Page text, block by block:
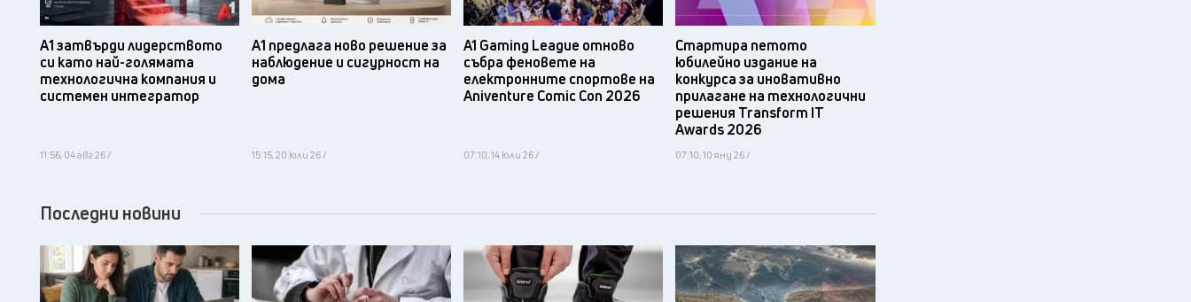
А1 затвърди лидерството
си като най-голямата
технологична компания и
системен интегратор
11:56, 04 авг 26 /
А1 предлага ново решение за
наблюдение и сигурност на
дома
15:15, 20 юли 26 /
A1 Gaming League отново
събра феновете на
електронните спортове на
Aniventure Comic Con 2026
07:10, 14 юли 26 /
Стартира петото
юбилейно издание на
конкурса за иновативно
прилагане на технологични
решения Transform IT
Awards 2026
07:10, 10 яну 26 /
Последни новини